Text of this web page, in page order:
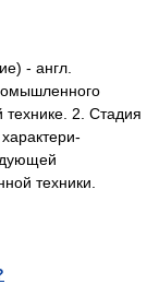
- англ.
2. Стадия
техники.